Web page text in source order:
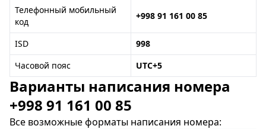
Телефонный мобильный
код
+998 91 161 00 85
ISD
998
Часовой пояс
UTC+5
Варианты написания номера
+998 91 161 00 85
Все возможные форматы написания номера: